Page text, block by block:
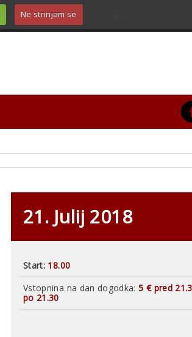
Ne strinjam se
21. Julij 2018
Start: 18.00
Vstopnina na dan dogodka:5 € pred
po 21.30